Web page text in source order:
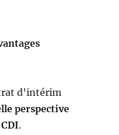
d'intérim
perspective
.